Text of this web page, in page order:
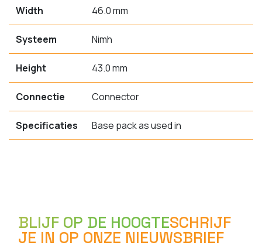
Width 46.0 mm
Systeem Nimh
Height 43.0 mm
Connectie Connector
Specificaties Base pack as used in
BLIJF OP DE HOOGTESCHRIJF
JE IN OP ONZE NIEUWSBRIEF